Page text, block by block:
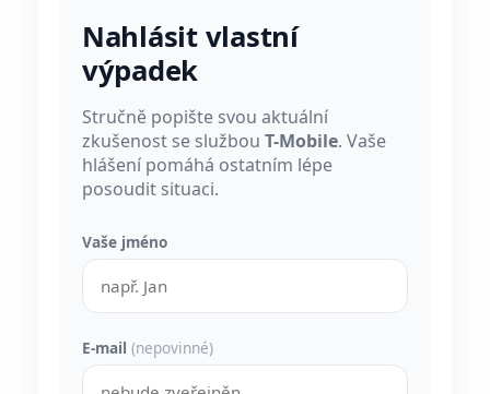
Nahlásit vlastní
výpadek
Stručně popište svou aktuální
zkušenost se službou T-Mobile. Vaše
hlášení pomáhá ostatním lépe
posoudit situaci.
Vaše jméno
E-mail (nepovinné)